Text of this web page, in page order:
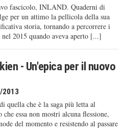
fascicolo, INLAND. Quaderni di
per un attimo la pellicola della sua
storia, tornando a percorrere i
2015 quando aveva aperto [...]
- Un'epica per il nuovo
quella che è la saga più letta al
essa non mostri alcuna flessione,
del momento e resistendo al passare